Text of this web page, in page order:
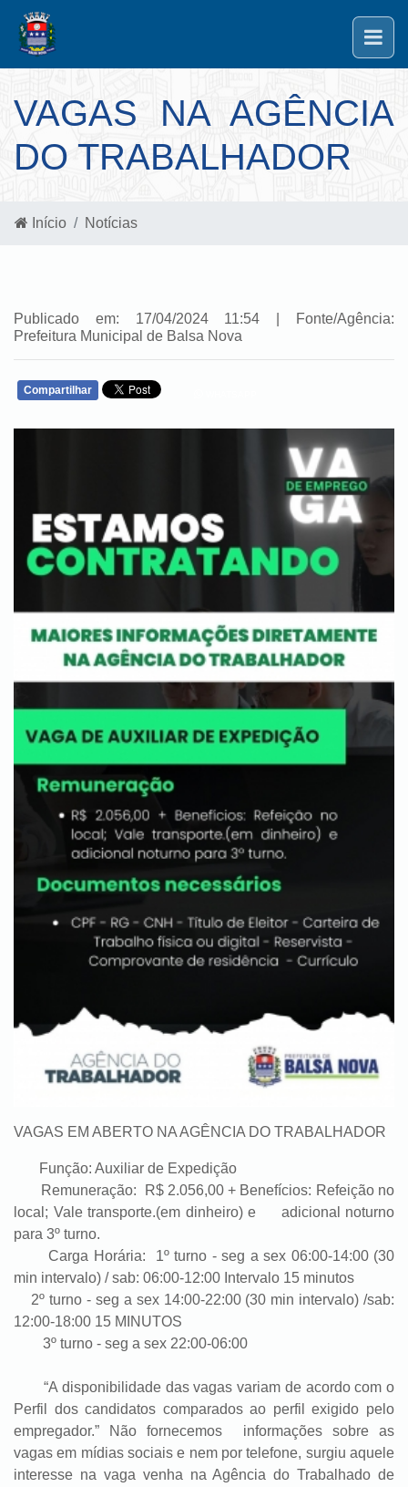
VAGAS NA AGÊNCIA
DO TRABALHADOR
Início Notícias
Publicado em: 17/04/2024 11:54 | Fonte/Agência:
Prefeitura Municipal de Balsa Nova
Compartilhar
VAGAS EM ABERTO NA AGÊNCIA DO TRABALHADOR
Função: Auxiliar de Expedição
Remuneração: R$ 2.056,00 + Benefícios: Refeição no
local; Vale transporte.(em dinheiro) e adicional noturno
para 3º turno.
Carga Horária: 1º turno - seg a sex 06:00-14:00 (30
min intervalo) / sab: 06:00-12:00 Intervalo 15 minutos
2º turno - seg a sex 14:00-22:00 (30 min intervalo) /sab:
12:00-18:00 15 MINUTOS
3º turno - seg a sex 22:00-06:00
“A disponibilidade das vagas variam de acordo com o
Perfil dos candidatos comparados ao perfil exigido pelo
empregador.” Não fornecemos informações sobre as
vagas em mídias sociais e nem por telefone, surgiu aquele
interesse na vaga venha na Agência do Trabalhado de